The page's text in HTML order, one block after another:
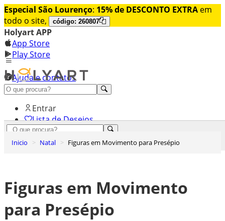
Especial São Lourenço: 15% de DESCONTO EXTRA em
todo o site,
código: 260807
Holyart APP
App Store
Play Store
Ajuda e contatos
Conheça premium
Entrar
Lista de Desejos
Carrinho de Compras
Inicio Natal Figuras em Movimento para Presépio
Figuras em Movimento
para Presépio